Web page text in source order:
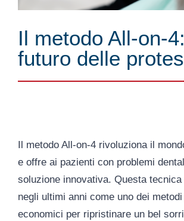
Il metodo All-on-
futuro delle
Il metodo All-on-4 rivoluziona il
e offre ai pazienti con problemi
soluzione innovativa. Questa
negli ultimi anni come uno dei
economici per ripristinare un bel